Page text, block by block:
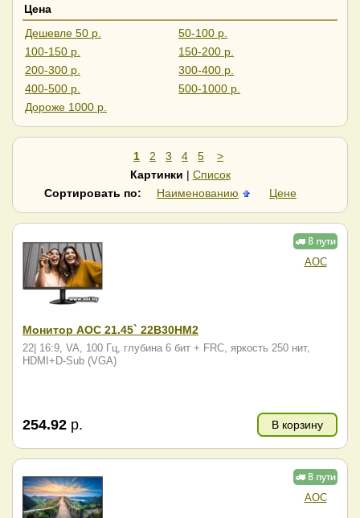
HAFF
HIPER
Hisense
Horizont
HP
iFlow
Iiyama
IRBIS
Lenovo
LG
LightCom
MSI
NPC
SunWind
Vandor
Xiaomi
Гравитон
Цена
Дешевле 50 р.
50-100 р.
100-150 р.
150-200 р.
200-300 р.
300-400 р.
400-500 р.
500-1000 р.
Дороже 1000 р.
1 2 3 4 5
>
Картинки | Список
Сортировать по:
Наименованию Цене
AOC
Монитор AOC 21.45` 22B30HM2
22| 16:9, VA, 100 Гц, глубина 6 бит + FRC, яркость 250 нит,
HDMI+D-Sub (VGA)
254.92 р. В корзину
AOC